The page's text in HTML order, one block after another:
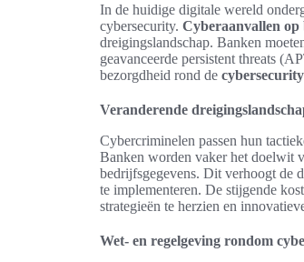
In de huidige digitale wereld
cybersecurity. Cyberaanvallen op
dreigingslandschap. Banken
geavanceerde persistent threats
bezorgdheid rond de
Veranderende
Cybercriminelen passen hun
Banken worden vaker het doelwit
bedrijfsgegevens. Dit verhoogt de
te implementeren. De stijgende
strategieën te herzien en
Wet- en regelgeving rondom